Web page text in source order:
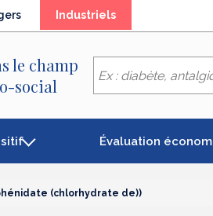
Industriels(élément
le champ
social
Évaluation
(chlorhydrate de))